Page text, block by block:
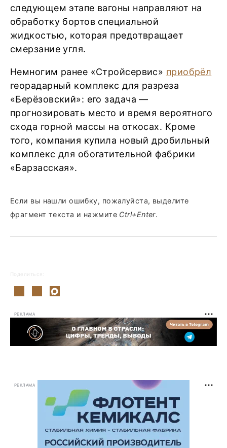
следующем этапе вагоны направляют на
обработку бортов специальной
жидкостью, которая предотвращает
смерзание угля.
Немногим ранее «Стройсервис» приобрёл
георадарный комплекс для разреза
«Берёзовский»: его задача —
прогнозировать место и время вероятного
схода горной массы на откосах. Кроме
того, компания купила новый дробильный
комплекс для обогатительной фабрики
«Барзасская».
Если вы нашли ошибку, пожалуйста, выделите
фрагмент текста и нажмите Ctrl+Enter.
Поделиться:
РЕКЛАМА
РЕКЛАМА